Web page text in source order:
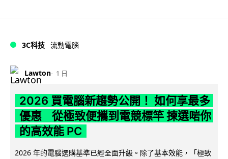
3C科技 流動電腦
Lawton 1 日
2026 買電腦新趨勢公開！ 如何享最多
優惠 從極致便攜到電競標竿 揀選啱你
的高效能 PC
2026 年的電腦選購基準已經全面升級。除了基本效能，「極致